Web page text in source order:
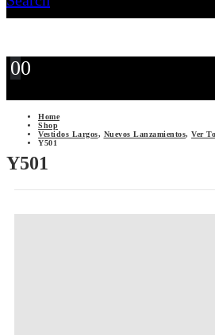
00
Home
Shop
Vestidos Largos, Nuevos Lanzamientos, Ver
Y501
Y501